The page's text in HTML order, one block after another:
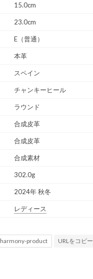
15.0cm
23.0cm
E（普通）
本革
スペイン
チャンキーヒール
ラウンド
合成皮革
合成皮革
合成素材
302.0g
2024年 秋冬
レディース
URLをコピー